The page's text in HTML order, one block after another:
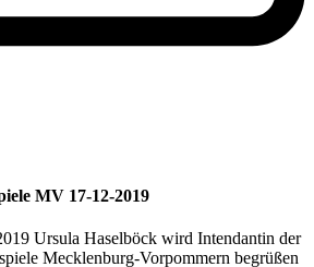
MV 17-12-2019
Ursula Haselböck wird Intendantin der
Mecklenburg-Vorpommern begrüßen